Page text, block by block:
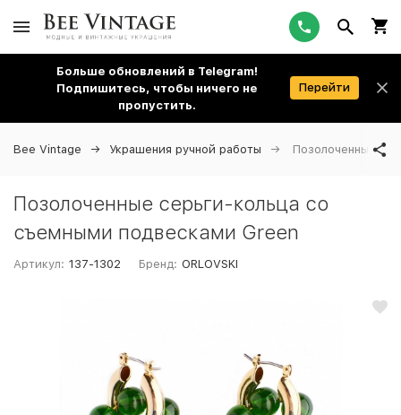
Больше обновлений в Telegram!
Подпишитесь, чтобы ничего не
пропустить.
Перейти
Bee Vintage Украшения ручной работы Позолоченные
Позолоченные серьги-кольца со
съемными подвесками Green
Артикул: 137-1302 Бренд: ORLOVSKI